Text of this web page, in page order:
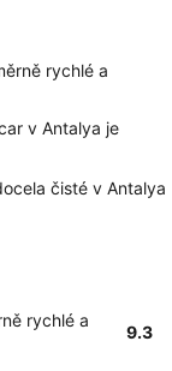
rychlé a
v Antalya je
čisté v Antalya
rychlé a
9.3